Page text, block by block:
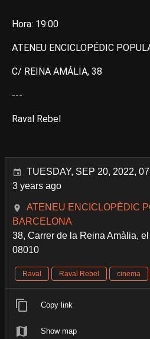
Hora: 19:00
ATENEU ENCICLOPÉDIC
C/ REINA AMÁLIA, 38
---
Raval Rebel
TUESDAY, SEP 20, 2022,
3 years ago
ATENEU ENCICLOPÈDIC
BARCELONA
38, Carrer de la Reina Amàlia,
08010
Raval Raval Rebel cinema
Copy link
Show map